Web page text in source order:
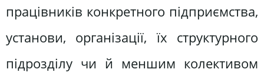
працівників конкретного підприємства,
установи, організації, їх структурного
підрозділу чи й меншим колективом